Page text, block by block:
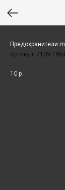
Предохранители
Артикул: 7109-
10 р.